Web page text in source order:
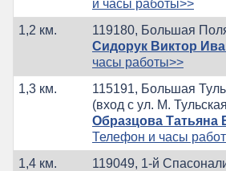
и часы работы>>
1,2 км.
119180, Большая
Сидорук Виктор
часы работы>>
1,3 км.
115191, Большая
(вход с ул. М.
Образцова Татьяна
Телефон и часы
1,4 км.
119049, 1-й